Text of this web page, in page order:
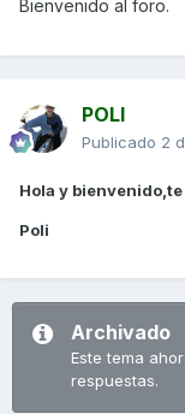
Bienvenido al foro.
POLI
Publicado 2
Hola y
Poli
Archivado
Este tema
respuestas.